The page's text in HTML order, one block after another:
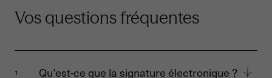
Vos questions fréquentes
1 Qu’est-ce que la signature électronique ?